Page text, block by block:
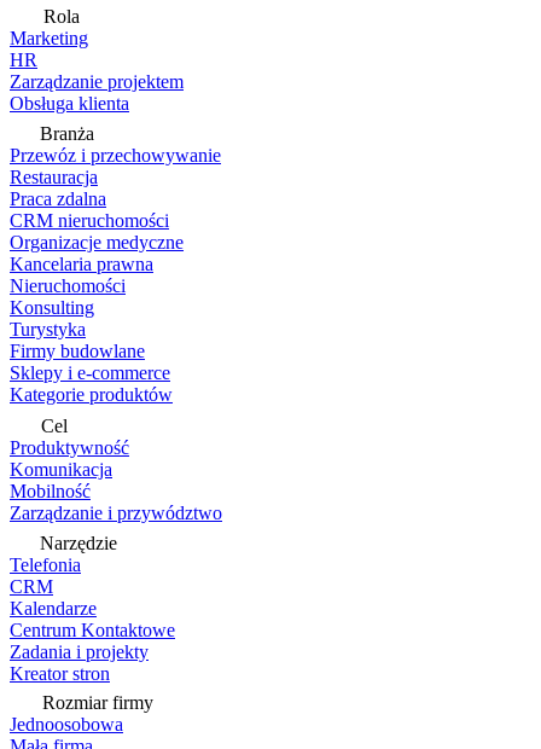
Rola
Marketing
HR
Zarządzanie projektem
Obsługa klienta
Branża
Przewóz i przechowywanie
Restauracja
Praca zdalna
CRM nieruchomości
Organizacje medyczne
Kancelaria prawna
Nieruchomości
Konsulting
Turystyka
Firmy budowlane
Sklepy i e-commerce
Kategorie produktów
Cel
Produktywność
Komunikacja
Mobilność
Zarządzanie i przywództwo
Narzędzie
Telefonia
CRM
Kalendarze
Centrum Kontaktowe
Zadania i projekty
Kreator stron
Rozmiar firmy
Jednoosobowa